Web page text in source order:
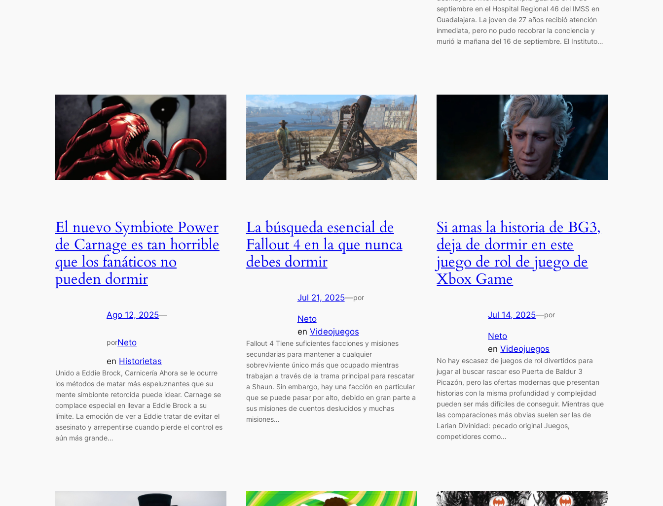
septiembre en el Hospital Regional 46 del IMSS en
Guadalajara. La joven de 27 años recibió atención
inmediata, pero no pudo recobrar la conciencia y
murió la mañana del 16 de septiembre. El Instituto…
El nuevo Symbiote Power
de Carnage es tan horrible
que los fanáticos no
pueden dormir
Ago 12, 2025—
porNeto
en Historietas
Unido a Eddie Brock, Carnicería Ahora se le ocurre
los métodos de matar más espeluznantes que su
mente simbionte retorcida puede idear. Carnage se
complace especial en llevar a Eddie Brock a su
límite. La emoción de ver a Eddie tratar de evitar el
asesinato y arrepentirse cuando pierde el control es
aún más grande…
La búsqueda esencial de
Fallout 4 en la que nunca
debes dormir
Jul 21, 2025—por
Neto
en Videojuegos
Fallout 4 Tiene suficientes facciones y misiones
secundarias para mantener a cualquier
sobreviviente único más que ocupado mientras
trabajan a través de la trama principal para rescatar
a Shaun. Sin embargo, hay una facción en particular
que se puede pasar por alto, debido en gran parte a
sus misiones de cuentos deslucidos y muchas
misiones…
Si amas la historia de BG3,
deja de dormir en este
juego de rol de juego de
Xbox Game
Jul 14, 2025—por
Neto
enVideojuegos
No hay escasez de juegos de rol divertidos para
jugar al buscar rascar eso Puerta de Baldur 3
Picazón, pero las ofertas modernas que presentan
historias con la misma profundidad y complejidad
pueden ser más difíciles de conseguir. Mientras que
las comparaciones más obvias suelen ser las de
Larian Divinidad: pecado original Juegos,
competidores como…